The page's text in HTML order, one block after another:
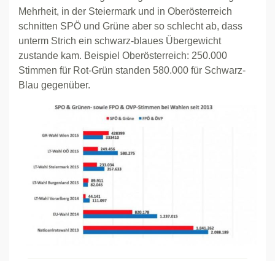
Mehrheit, in der Steiermark und in Oberösterreich
schnitten SPÖ und Grüne aber so schlecht ab, dass
unterm Strich ein schwarz-blaues Übergewicht
zustande kam. Beispiel Oberösterreich: 250.000
Stimmen für Rot-Grün standen 580.000 für Schwarz-
Blau gegenüber.